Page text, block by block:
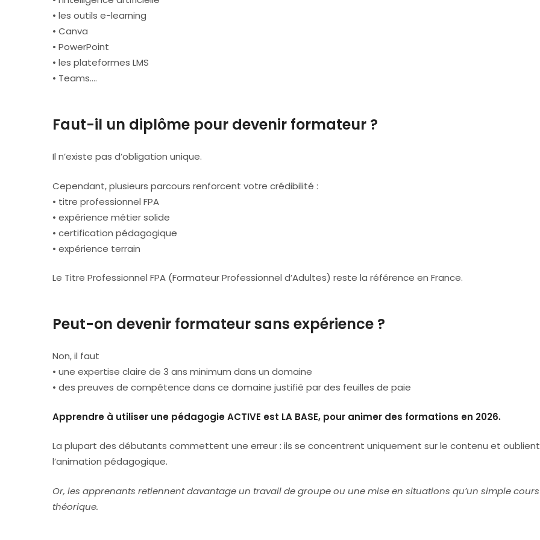
• les outils e-learning
• Canva
• PowerPoint
• les plateformes LMS
• Teams….
Faut-il un diplôme pour devenir formateur ?
Il n’existe pas d’obligation unique.
Cependant, plusieurs parcours renforcent votre crédibilité :
• titre professionnel FPA
• expérience métier solide
• certification pédagogique
• expérience terrain
Le Titre Professionnel FPA (Formateur Professionnel d’Adultes) reste la référence en France.
Peut-on devenir formateur sans expérience ?
Non, il faut
• une expertise claire de 3 ans minimum dans un domaine
• des preuves de compétence dans ce domaine justifié par des feuilles de paie
Apprendre à utiliser une pédagogie ACTIVE est LA BASE, pour animer des formations en 2026.
La plupart des débutants commettent une erreur : ils se concentrent uniquement sur le contenu et oublient
l’animation pédagogique.
Or, les apprenants retiennent davantage un travail de groupe ou une mise en situations qu’un simple cours
théorique.